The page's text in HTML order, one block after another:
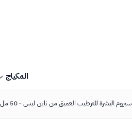
المكياج
سيروم البشرة للترطيب العميق من ناين ليس - 50 مل